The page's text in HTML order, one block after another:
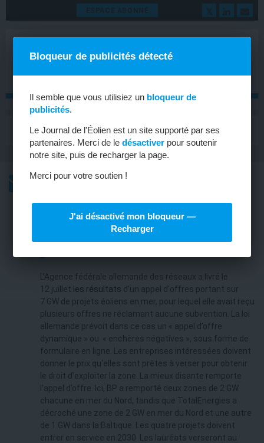
ESPACE ABONNÉ
MENU
L’ACTU
ÉOLIEN
Allemagne : enchères négatives pour
L’Agence fédérale allemande des réseaux a livré le
12 juillet les résultats d'un appel d'offres portant sur
7 GW de projets éoliens en mer, pour lequel elle avait reçu
plusieurs offres ne réclamant aucune subvention. La loi
allemande prévoit dans ce cas un « appel d’offre
dynamique » ou « enchères négatives », sous forme de
formulaire en ligne. Les entreprises intéressées doivent
donner le prix qu'elles sont prêtes à verser pour obtenir
le droit d'exploiter la zone. La mieux disante remporte
l’appel d’offre. Ici, BP a remporté deux zones de 2 GW
chacune en mer du Nord, tandis que TotalEnergies a
décroché une zone de 2 GW en mer du Nord et une autre
de 1 GW dans la Baltique. Les quatre projets doivent
entrer en service en 2030. Les lauréats verseront au
Bloqueur de publicités détecté
Il semble que vous utilisiez un bloqueur de
publicités.
Le Journal de l'Éolien est un site supporté par ses
partenaires. Merci de ledésactiver pour soutenir
notre site, puis de recharger la page.
Merci pour votre soutien !
J'ai désactivé mon bloqueur —
Recharger